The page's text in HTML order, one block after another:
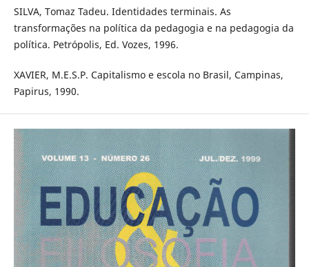
SILVA, Tomaz Tadeu. Identidades terminais. As
transformações na política da pedagogia e na pedagogia da
política. Petrópolis, Ed. Vozes, 1996.
XAVIER, M.E.S.P. Capitalismo e escola no Brasil, Campinas,
Papirus, 1990.